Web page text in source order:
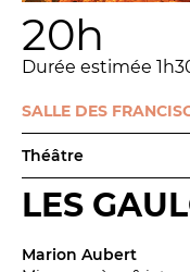
20h
Durée estimée
SALLE DES
Théâtre
LES
Marion Aubert